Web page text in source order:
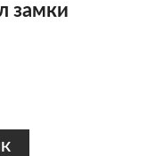
замки